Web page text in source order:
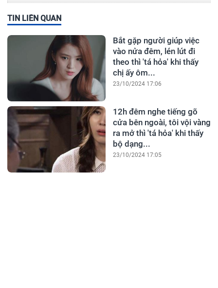
TIN LIÊN QUAN
Bắt gặp người giúp việc
vào nửa đêm, lén lút đi
theo thì 'tá hỏa' khi thấy
chị ấy ôm...
23/10/2024 17:06
12h đêm nghe tiếng gõ
cửa bên ngoài, tôi vội vàng
ra mở thì 'tá hỏa' khi thấy
bộ dạng...
23/10/2024 17:05